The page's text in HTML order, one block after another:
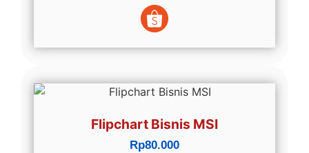
Flipchart Bisnis MSI
Rp80.000